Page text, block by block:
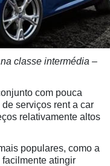
classe intermédia –
com pouca
serviços rent a car
relativamente altos
populares, como a
atingir